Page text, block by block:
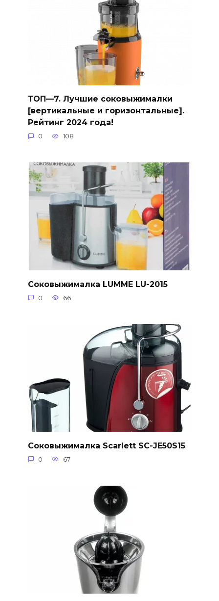
ТОП—7. Лучшие соковыжималки
[вертикальные и горизонтальные].
Рейтинг 2024 года!
0 108
Соковыжималка LUMME LU-2015
0 66
Соковыжималка Scarlett SC-JE50S15
0 67